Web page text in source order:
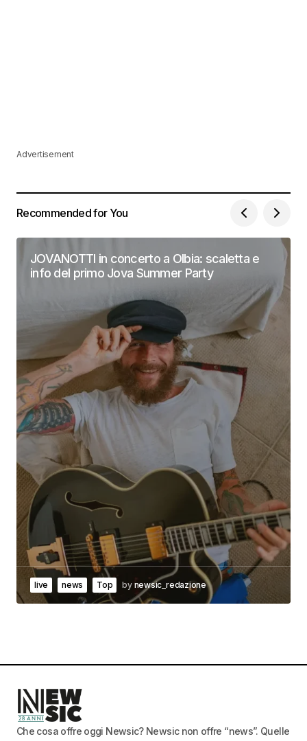
Advertisement
Recommended for You
JOVANOTTI in concerto a Olbia: scaletta e
info del primo Jova Summer Party
live news Top by newsic_redazione
Che cosa offre oggi Newsic? Newsic non offre “news”. Quelle